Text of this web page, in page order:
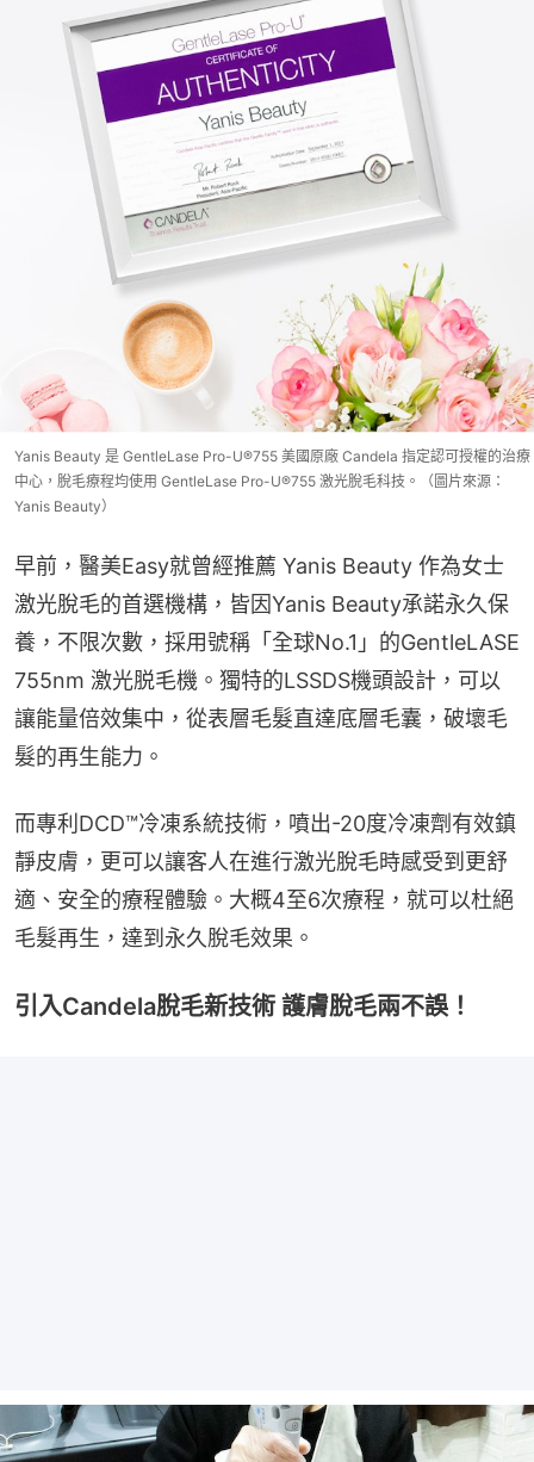
Yanis Beauty 是 GentleLase Pro-U®755 美國原廠 Candela 指定認可授權的治療
中心，脫毛療程均使用 GentleLase Pro-U®755 激光脫毛科技。（圖片來源：
Yanis Beauty）
早前，醫美Easy就曾經推薦 Yanis Beauty 作為女士
激光脫毛的首選機構，皆因Yanis Beauty承諾永久保
養，不限次數，採用號稱「全球No.1」的GentleLASE
755nm 激光脱毛機。獨特的LSSDS機頭設計，可以
讓能量倍效集中，從表層毛髮直達底層毛囊，破壞毛
髮的再生能力。
而專利DCD™冷凍系統技術，噴出-20度冷凍劑有效鎮
靜皮膚，更可以讓客人在進行激光脫毛時感受到更舒
適、安全的療程體驗。大概4至6次療程，就可以杜絕
毛髮再生，達到永久脫毛效果。
引入Candela脫毛新技術 護膚脫毛兩不誤！